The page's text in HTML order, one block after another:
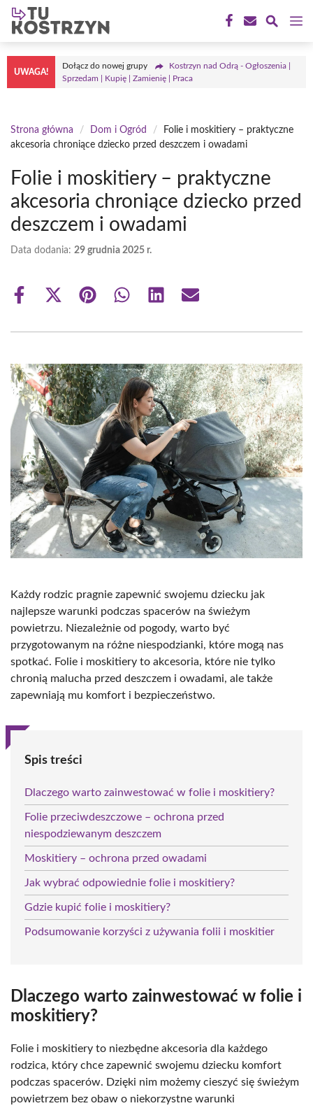
Przejdź
treści
UWAGA!
Dołącz do nowej grupy
Kostrzyn nad Odrą - Ogłoszenia |
Sprzedam | Kupię | Zamienię | Praca
Strona główna / Dom i Ogród /
Folie i moskitiery – praktyczne
akcesoria chroniące dziecko przed deszczem i owadami
Folie i moskitiery – praktyczne
akcesoria chroniące dziecko przed
deszczem i owadami
Data dodania: 29 grudnia 2025 r.
Share
Share
(Twitter)
Share Share Share Share
Każdy rodzic pragnie zapewnić swojemu dziecku jak
najlepsze warunki podczas spacerów na świeżym
powietrzu. Niezależnie od pogody, warto być
przygotowanym na różne niespodzianki, które mogą nas
spotkać. Folie i moskitiery to akcesoria, które nie tylko
chronią malucha przed deszczem i owadami, ale także
zapewniają mu komfort i bezpieczeństwo.
Spis treści
Dlaczego warto zainwestować w folie i moskitiery?
Folie przeciwdeszczowe – ochrona przed
niespodziewanym deszczem
Moskitiery – ochrona przed owadami
Jak wybrać odpowiednie folie i moskitiery?
Gdzie kupić folie i moskitiery?
Podsumowanie korzyści z używania folii i moskitier
Dlaczego warto zainwestować w folie i
moskitiery?
Folie i moskitiery to niezbędne akcesoria dla każdego
rodzica, który chce zapewnić swojemu dziecku komfort
podczas spacerów. Dzięki nim możemy cieszyć się świeżym
powietrzem bez obaw o niekorzystne warunki